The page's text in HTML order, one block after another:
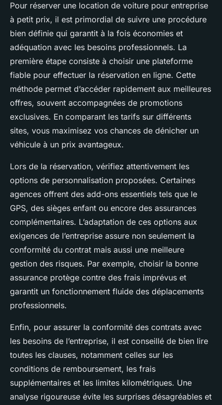
Pour réserver une location de voiture pour entreprise
à petit prix, il est primordial de suivre une procédure
bien définie qui garantit à la fois économies et
adéquation avec les besoins professionnels. La
première étape consiste à choisir une plateforme
fiable pour effectuer la réservation en ligne. Cette
méthode permet d’accéder rapidement aux meilleures
offres, souvent accompagnées de promotions
exclusives. En comparant les tarifs sur différents
sites, vous maximisez vos chances de dénicher un
véhicule à un prix avantageux.
Lors de la réservation, vérifiez attentivement les
options de personnalisation proposées. Certaines
agences offrent des add-ons essentiels tels que le
GPS, des sièges enfant ou encore des assurances
complémentaires. L’adaptation de ces options aux
exigences de l’entreprise assure non seulement la
conformité du contrat mais aussi une meilleure
gestion des risques. Par exemple, choisir la bonne
assurance protège contre des frais imprévus et
garantit un fonctionnement fluide des déplacements
professionnels.
Enfin, pour assurer la conformité des contrats avec
les besoins de l’entreprise, il est conseillé de bien lire
toutes les clauses, notamment celles sur les
conditions de remboursement, les frais
supplémentaires et les limites kilométriques. Une
analyse rigoureuse évite les surprises désagréables et